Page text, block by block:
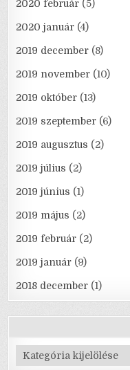
2020 február (5)
2020 január (4)
2019 december (8)
2019 november (10)
2019 október (13)
2019 szeptember (6)
2019 augusztus (2)
2019 július (2)
2019 június (1)
2019 május (2)
2019 február (2)
2019 január (9)
2018 december (1)
Kategóriák